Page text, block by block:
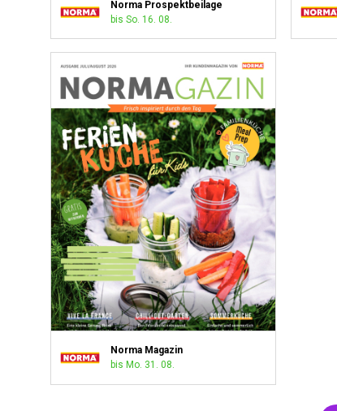
Norma Prospektbeilage
bis So. 16. 08.
Norma Magazin
bis Mo. 31. 08.